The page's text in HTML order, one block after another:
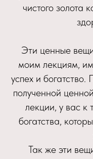
чистого золота
Эти ценные
моим лекциям,
успех и
полученной
лекции, у вас к
богатства,
Так же эти